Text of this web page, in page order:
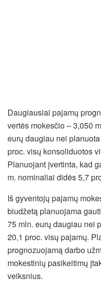
Daugiausiai pajamų
vertės mokesčio – 3,050
eurų daugiau nei
proc. visų konsoliduotos
Planuojant įvertinta, kad
m. nominaliai didės 5,7
Iš gyventojų pajamų
biudžetą planuojama
75 mln. eurų daugiau nei
20,1 proc. visų pajamų.
prognozuojamą darbo
mokestinių pasikeitimų
veiksnius.